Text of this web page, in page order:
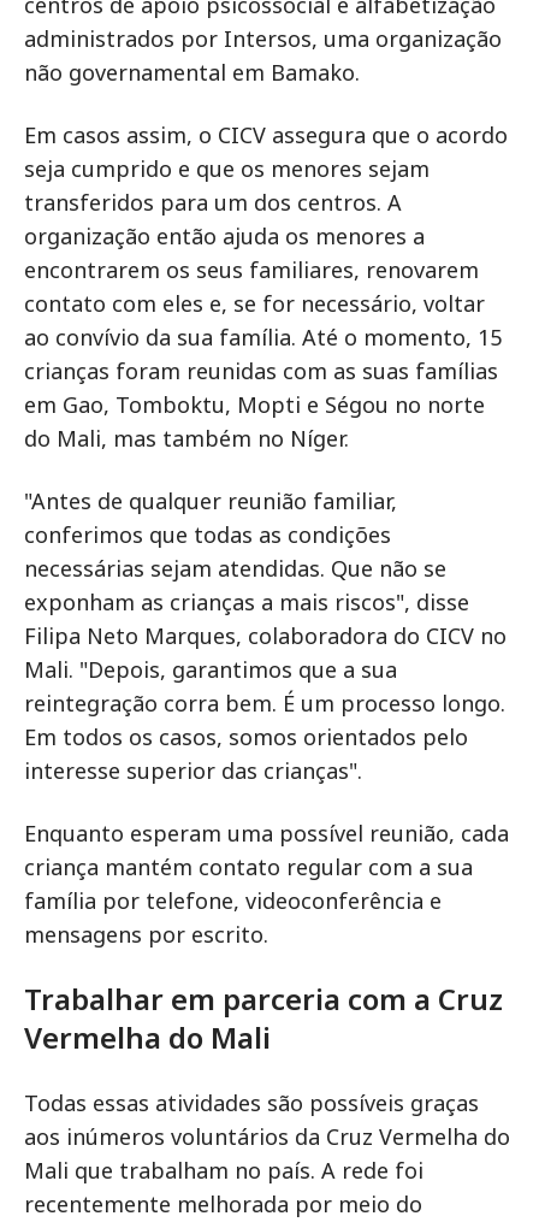
administrados por Intersos, uma organização
não governamental em Bamako.
Em casos assim, o CICV assegura que o acordo
seja cumprido e que os menores sejam
transferidos para um dos centros. A
organização então ajuda os menores a
encontrarem os seus familiares, renovarem
contato com eles e, se for necessário, voltar
ao convívio da sua família. Até o momento, 15
crianças foram reunidas com as suas famílias
em Gao, Tomboktu, Mopti e Ségou no norte
do Mali, mas também no Níger.
"Antes de qualquer reunião familiar,
conferimos que todas as condições
necessárias sejam atendidas. Que não se
exponham as crianças a mais riscos", disse
Filipa Neto Marques, colaboradora do CICV no
Mali. "Depois, garantimos que a sua
reintegração corra bem. É um processo longo.
Em todos os casos, somos orientados pelo
interesse superior das crianças".
Enquanto esperam uma possível reunião, cada
criança mantém contato regular com a sua
família por telefone, videoconferência e
mensagens por escrito.
Trabalhar em parceria com a Cruz
Vermelha do Mali
Todas essas atividades são possíveis graças
aos inúmeros voluntários da Cruz Vermelha do
Mali que trabalham no país. A rede foi
recentemente melhorada por meio do